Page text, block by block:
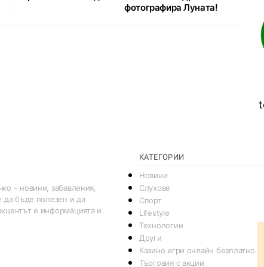
фотографира Луната!
– новини, забавления,
да бъде полезен и да
е информацията и
КАТЕГОРИИ
Новини
Слухове
Спорт
Lifestyle
Технологии
Други
Казино игри онлайн безплатно
Търговия с акции